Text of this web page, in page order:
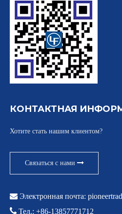
КОНТАКТНАЯ
Хотите стать нашим клиентом?
Связаться с нами
 Электронная почта:
 Тел.: +86-13857771712